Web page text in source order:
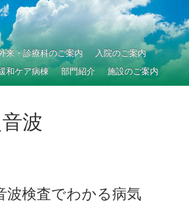
来・診療科のご案内
入院のご案内
和ケア病棟 部門紹介 施設のご案内
波
波検査でわかる病気